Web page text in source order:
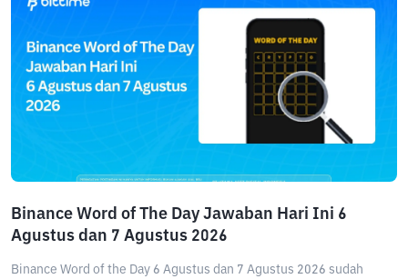
Binance Word of The Day Jawaban Hari Ini 6
Agustus dan 7 Agustus 2026
Binance Word of the Day 6 Agustus dan 7 Agustus 2026 sudah